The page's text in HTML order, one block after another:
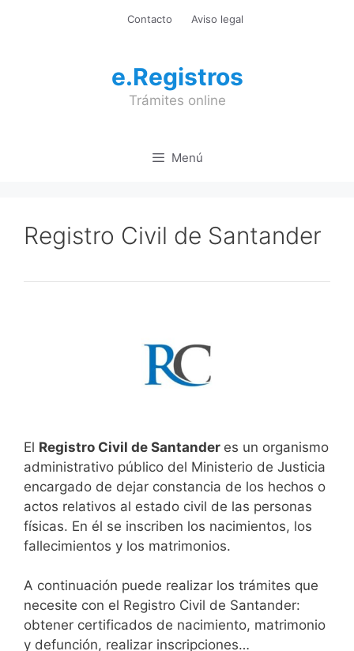
Contacto Aviso legal
e.Registros
Trámites online
Menú
Registro Civil de Santander
El Registro Civil de Santander es un organismo
administrativo público del Ministerio de Justicia
encargado de dejar constancia de los hechos o
actos relativos al estado civil de las personas
físicas. En él se inscriben los nacimientos, los
fallecimientos y los matrimonios.
A continuación puede realizar los trámites que
necesite con el Registro Civil de Santander:
obtener certificados de nacimiento, matrimonio
y defunción, realizar inscripciones…